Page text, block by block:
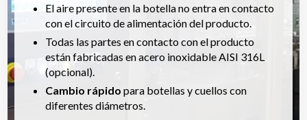
El aire presente en la botella no entra en contacto
con el circuito de alimentación del producto.
Todas las partes en contacto con el producto
están fabricadas en acero inoxidable AISI 316L
(opcional).
Cambio rápido para botellas y cuellos con
diferentes diámetros.